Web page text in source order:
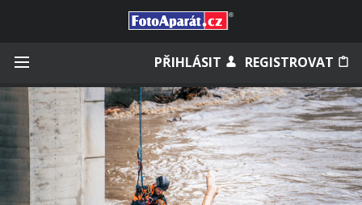
PŘIHLÁSIT REGISTROVAT
Zapamatovat